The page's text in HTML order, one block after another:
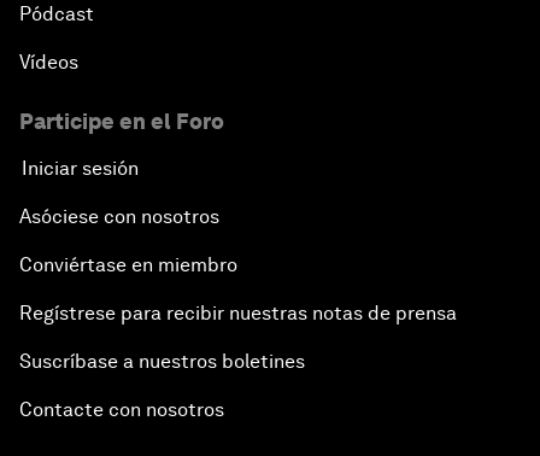
Pódcast
Vídeos
Participe en el Foro
Iniciar sesión
Asóciese con nosotros
Conviértase en miembro
Regístrese para recibir nuestras notas de prensa
Suscríbase a nuestros boletines
Contacte con nosotros